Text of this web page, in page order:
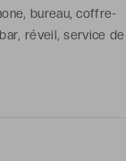
bureau, coffre-
réveil, service de